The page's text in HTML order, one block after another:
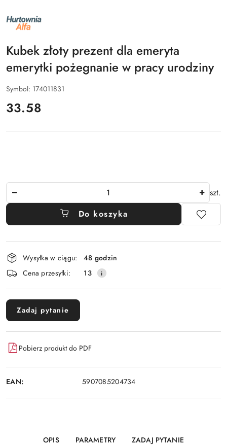
NAZWA
PRODUCENTA:
ALFA
Kubek złoty prezent dla emeryta
emerytki pożegnanie w pracy urodziny
Symbol: 174011831
cena:
33.58
szt.
Do koszyka
Dostępność
i
dostawa
Wysyłka w ciągu:
48 godzin
Cena przesyłki:
13
Zadaj pytanie
Pobierz produkt do PDF
EAN: 5907085204734
OPIS PARAMETRY ZADAJ PYTANIE